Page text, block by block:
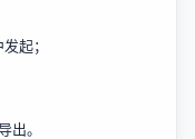
起；
出。